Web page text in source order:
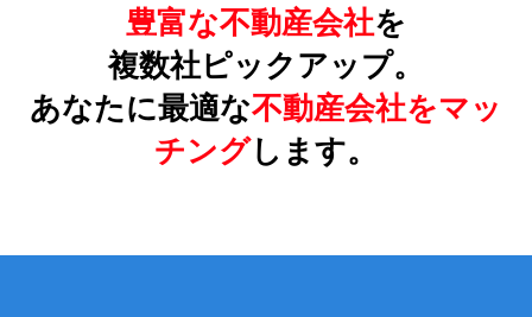
豊富な不動産会社を
複数社ピックアップ。
あなたに最適な不動産会社をマッ
チングします。